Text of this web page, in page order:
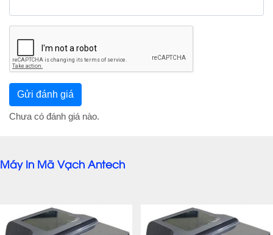
Chưa có đánh giá nào.
Máy In Mã Vạch Antech